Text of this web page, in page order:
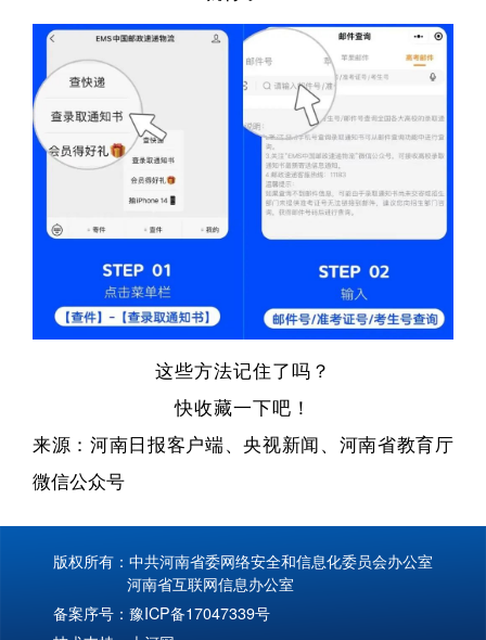
这些方法记住了吗？
快收藏一下吧！
来源：河南日报客户端、央视新闻、河南省教育厅
微信公众号
版权所有：中共河南省委网络安全和信息化委员会办公室
河南省互联网信息办公室
备案序号： 豫ICP备17047339号